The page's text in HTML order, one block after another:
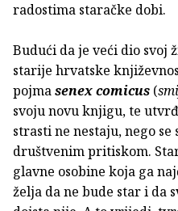
radostima staračke dobi.
Budući da je veći dio svoj
starije hrvatske
pojmasenex comicus (
svoju novu knjigu, te
strasti ne nestaju, nego
društvenim pritiskom.
glavne osobine koja ga
želja da ne bude star i da